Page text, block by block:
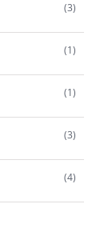
(3)
(1)
(1)
(3)
(4)